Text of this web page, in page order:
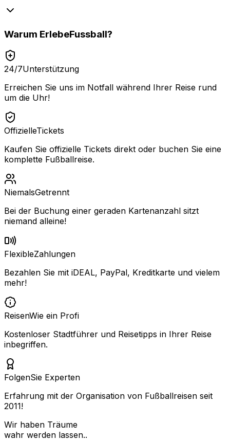
Warum ErlebeFussball?
24/7Unterstützung
Erreichen Sie uns im Notfall während Ihrer Reise rund
um die Uhr!
OffizielleTickets
Kaufen Sie offizielle Tickets direkt oder buchen Sie eine
komplette Fußballreise.
NiemalsGetrennt
Bei der Buchung einer geraden Kartenanzahl sitzt
niemand alleine!
FlexibleZahlungen
Bezahlen Sie mit iDEAL, PayPal, Kreditkarte und vielem
mehr!
ReisenWie ein Profi
Kostenloser Stadtführer und Reisetipps in Ihrer Reise
inbegriffen.
FolgenSie Experten
Erfahrung mit der Organisation von Fußballreisen seit
2011!
Wir haben Träume
wahr werden lassen..